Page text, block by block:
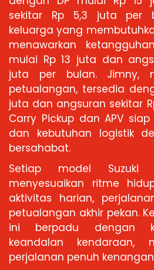
sekitar Rp 5,3 juta per
keluarga yang
menawarkan
mulai Rp 13 juta dan
juta per bulan. Jimny,
petualangan, tersedia
juta dan angsuran sekitar
Carry Pickup dan APV
dan kebutuhan logistik
bersahabat.
Setiap model Suzuki
menyesuaikan ritme
aktivitas harian,
petualangan akhir pekan.
ini berpadu dengan
keandalan kendaraan,
perjalanan penuh